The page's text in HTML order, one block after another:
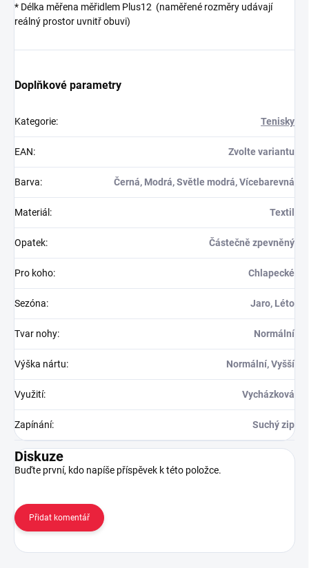
* Délka měřena měřidlem Plus12 (naměřené rozměry udávají
reálný prostor uvnitř obuvi)
Doplňkové parametry
Kategorie: Tenisky
EAN: Zvolte variantu
Barva: Černá, Modrá, Světle modrá, Vícebarevná
Materiál : Textil
Opatek: Částečně zpevněný
Pro koho: Chlapecké
Sezóna: Jaro, Léto
Tvar nohy: Normální
Výška nártu: Normální, Vyšší
Využití: Vycházková
Zapínání: Suchý zip
Diskuze
Buďte první, kdo napíše příspěvek k této položce.
Přidat komentář